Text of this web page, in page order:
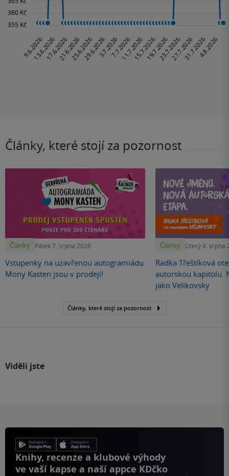
Články, které stojí za pozornost
Články Pátek 7. srpna 2026
Vstupenky na uzavřenou autogramiádu
Mony Kasten jsou v prodeji!
Články Úterý 4. srpna
Radka Třeštíková
autorskou kapitolu.
jako Velikovsky
Články, které stojí za pozornost
Viděli jste
Knihy, recenze a klubové výhody
ve vaší kapse a naší appce KDčko